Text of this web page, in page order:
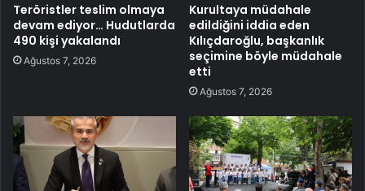
Teröristler teslim olmaya
devam ediyor… Hudutlarda
490 kişi yakalandı
Ağustos 7, 2026
Kurultaya müdahale
edildiğini iddia eden
Kılıçdaroğlu, başkanlık
seçimine böyle müdahale
etti
Ağustos 7, 2026